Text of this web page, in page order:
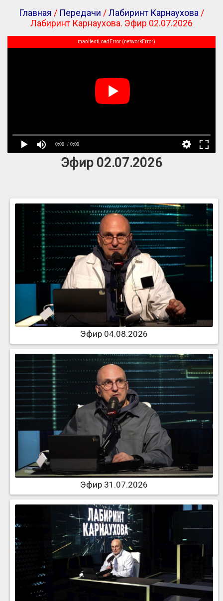
Главная / Передачи /Лабиринт Карнаухова /
Лабиринт Карнаухова. Эфир 02.07.2026
0:00 / 0:00
manifestLoadError (networkError)
Эфир 02.07.2026
Эфир 04.08.2026
Эфир 31.07.2026